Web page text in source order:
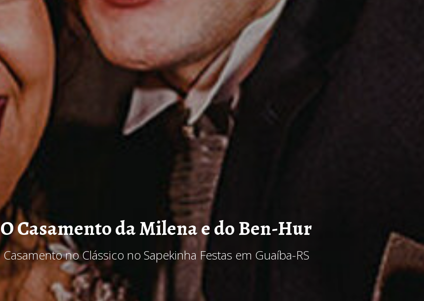
O Casamento da Milena e do Ben-Hur
Casamento no Clássico no Sapekinha Festas em Guaíba-RS